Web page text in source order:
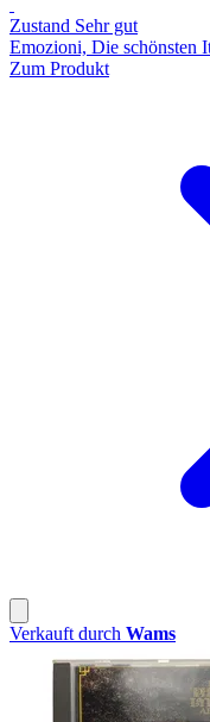
Zustand Sehr gut
Emozioni, Die schönsten
Zum Produkt
Verkauft durch Wams